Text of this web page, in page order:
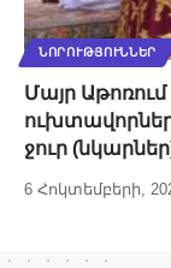
ՆՈՐՈՒԹՅՈՒՆՆԵՐ
Մայր
ջուր
6 Հոկտեմբերի,